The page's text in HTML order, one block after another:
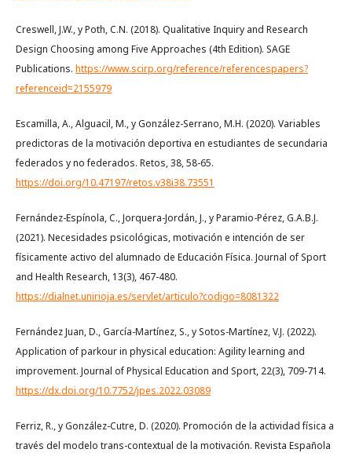
Creswell, J.W., y Poth, C.N. (2018). Qualitative Inquiry and Research
Design Choosing among Five Approaches (4th Edition). SAGE
Publications. https://www.scirp.org/reference/referencespapers?
referenceid=2155979
Escamilla, A., Alguacil, M., y González-Serrano, M.H. (2020). Variables
predictoras de la motivación deportiva en estudiantes de secundaria
federados y no federados. Retos, 38, 58-65.
https://doi.org/10.47197/retos.v38i38.73551
Fernández-Espínola, C., Jorquera-Jordán, J., y Paramio-Pérez, G.A.B.J.
(2021). Necesidades psicológicas, motivación e intención de ser
físicamente activo del alumnado de Educación Física. Journal of Sport
and Health Research, 13(3), 467-480.
https://dialnet.unirioja.es/servlet/articulo?codigo=8081322
Fernández Juan, D., García-Martínez, S., y Sotos-Martínez, V.J. (2022).
Application of parkour in physical education: Agility learning and
improvement. Journal of Physical Education and Sport, 22(3), 709-714.
https://dx.doi.org/10.7752/jpes.2022.03089
Ferriz, R., y González-Cutre, D. (2020). Promoción de la actividad física a
través del modelo trans-contextual de la motivación. Revista Española